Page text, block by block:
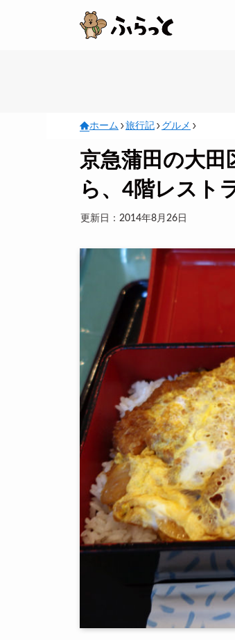
ホーム 旅行記 グルメ
京急蒲田の大
ら、4階レスト
更新日：2014年8月26日